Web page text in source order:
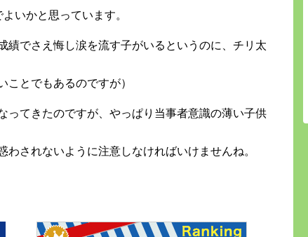
いかと思っています。
績でさえ悔し涙を流す子がいるというのに、チリ太
ことでもあるのですが）
ってきたのですが、やっぱり当事者意識の薄い子供
されないように注意しなければいけませんね。